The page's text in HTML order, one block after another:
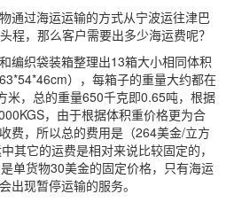
通过海运运输的方式从宁波运往津巴
程，那么客户需要出多少海运费呢？
编织袋装箱整理出13箱大小相同体积
），每箱子的重量大约都在
米，总的重量650千克即0.65吨，根据
，由于根据体积重价格更为合
费，所以总的费用是（264美金/立方
其它的运费是相对来说比较固定的，
单货物30美金的固定价格，只有海运
出现暂停运输的服务。